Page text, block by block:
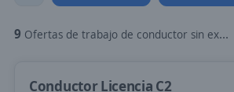
9 Ofertas de trabajo de conductor sin experiencia en Atlántico
Conductor Licencia C2